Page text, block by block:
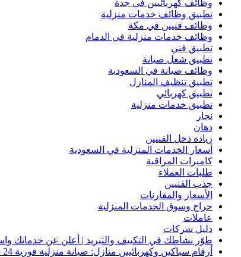
وظائف كهربائيين في جدة
تطبيق وظائف خدمات منزلية
وظائف فنيين في مكة
وظائف خدمات منزلية في الدمام
تطبيق فني
تطبيق شغل صيانة
وظائف صيانة في السعودية
تطبيق تنظيف المنازل
تطبيق كهربائي
تطبيق خدمات منزلية
نجار
دهان
زيادة دخل الفنيين
أسعار الخدمات المنزلية في السعودية
كاميرات المراقبة
طلبات العملاء
جذب الفنيين
الأسعار والمقارنات
حراج وسوق الخدمات المنزلية
عاملات
دليل شركات
طوّر نشاطك في التكييف والتبريد | أعلن عن خدماتك
أرقام سباكين وكهربائيين منازل: صيانة منزلية فورية 24 ساعة